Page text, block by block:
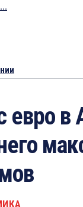
евро в